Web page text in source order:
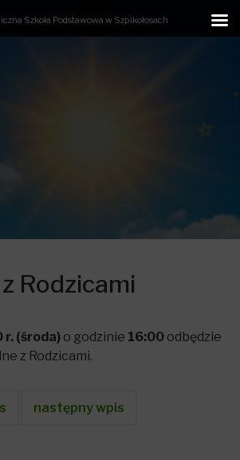
Szkoła Podstawowa w Szpikołosach
Rodzicami
r. (środa) o godzinie 16:00 odbędzie
z Rodzicami.
następny wpis